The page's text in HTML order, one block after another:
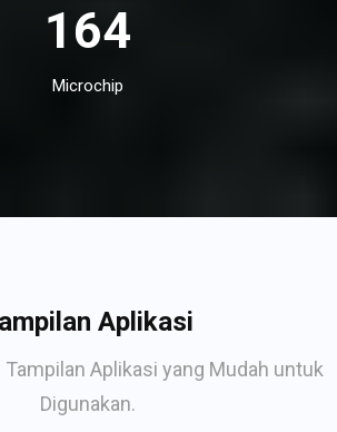
164
Microchip
Aplikasi
Aplikasi yang Mudah untuk
Digunakan.